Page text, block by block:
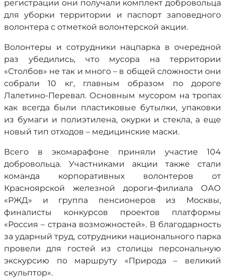
регистрации они получали комплект добровольца
для уборки территории и паспорт заповедного
волонтера с отметкой волонтерской акции.
Волонтеры и сотрудники нацпарка в очередной
раз убедились, что мусора на территории
«Столбов» не так и много – в общей сложности они
собрали 10 кг, главным образом по дороге
Лалетино-Перевал. Основным мусором на тропах
как всегда были пластиковые бутылки, упаковки
из бумаги и полиэтилена, окурки и стекла, а еще
новый тип отходов – медицинские маски.
Всего в экомарафоне приняли участие 104
добровольца. Участниками акции также стали
команда корпоративных волонтеров от
Красноярской железной дороги-филиала ОАО
«РЖД» и группа пенсионеров из Москвы,
финалисты конкурсов проектов платформы
«Россия – страна возможностей». В благодарность
за ударный труд, сотрудники национального парка
провели для гостей из столицы персональную
экскурсию по маршруту «Природа – великий
скульптор».